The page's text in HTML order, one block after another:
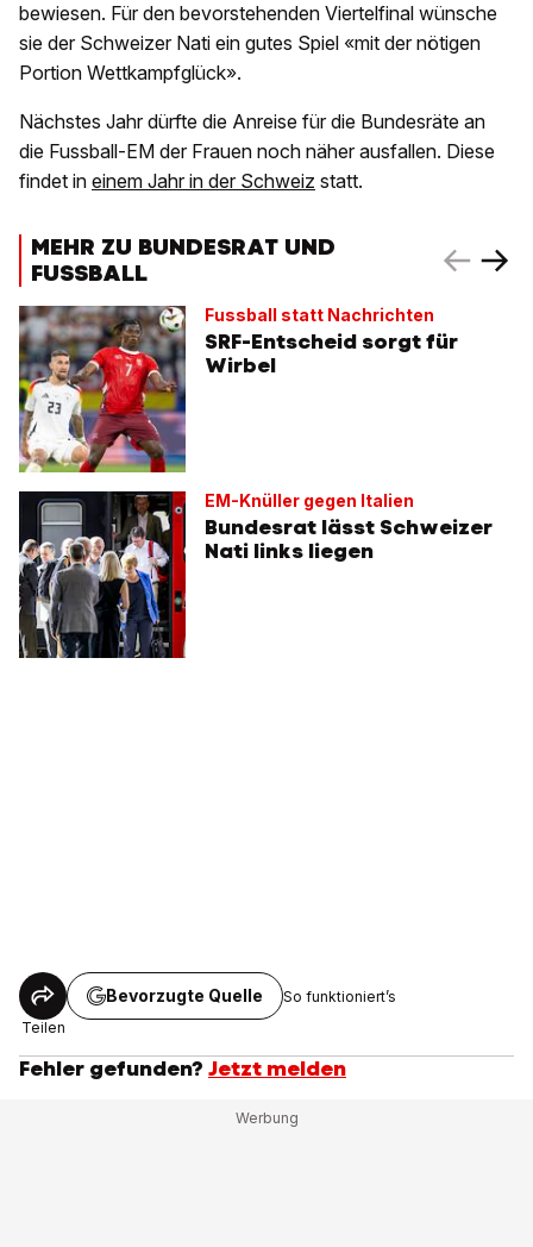
bewiesen. Für den bevorstehenden Viertelfinal wünsche
sie der Schweizer Nati ein gutes Spiel «mit der nötigen
Portion Wettkampfglück».
Nächstes Jahr dürfte die Anreise für die Bundesräte an
die Fussball-EM der Frauen noch näher ausfallen. Diese
findet in einem Jahr in der Schweiz statt.
MEHR ZU BUNDESRAT UND
FUSSBALL
Fussball statt Nachrichten
SRF-Entscheid sorgt für
Wirbel
EM-Knüller gegen Italien
Bundesrat lässt Schweizer
Nati links liegen
Teilen
Bevorzugte Quelle So funktioniert’s
Fehler gefunden? Jetzt melden